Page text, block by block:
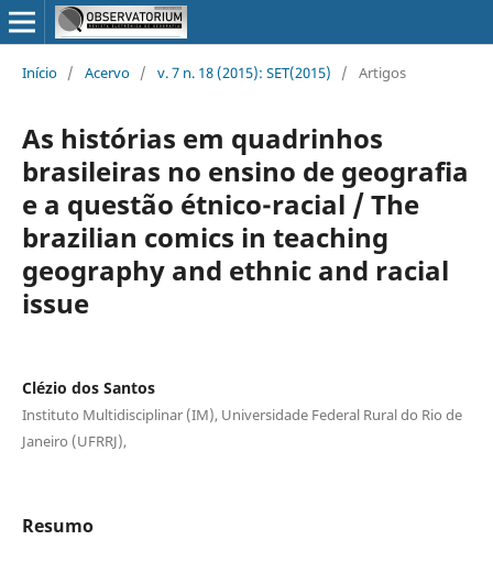
Início / Acervo / v. 7 n. 18 (2015): SET(2015) / Artigos
As histórias em quadrinhos
brasileiras no ensino de geografia
e a questão étnico-racial / The
brazilian comics in teaching
geography and ethnic and racial
issue
Clézio dos Santos
Instituto Multidisciplinar (IM), Universidade Federal Rural do Rio de
Janeiro (UFRRJ),
Resumo